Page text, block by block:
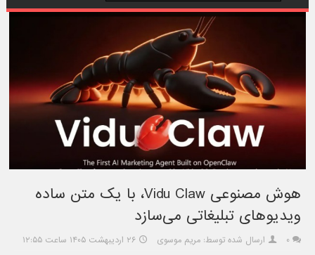
هوش مصنوعی Vidu Claw، با یک متن ساده
ویدیوهای تبلیغاتی می‌سازد
۰ ارسال شده توسط: مریم موسوی ۲۶ اردیبهشت ۱۴۰۵ ساعت ۱۲:۵۵